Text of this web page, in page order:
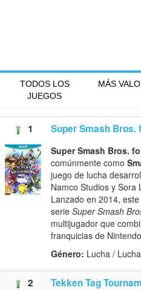
TODOS LOS
JUEGOS
MÁS
1 Super Smash Bros.
Super Smash Bros.
comúnmente como
juego de lucha
Namco Studios y Sora
Lanzado en 2014,
serie Super Smash
multijugador que
franquicias de
Género: Lucha /
2 Tekken Tag